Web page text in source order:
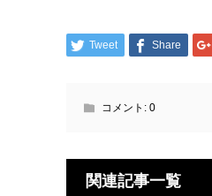
Tweet Share
コメント: 0
関連記事一覧